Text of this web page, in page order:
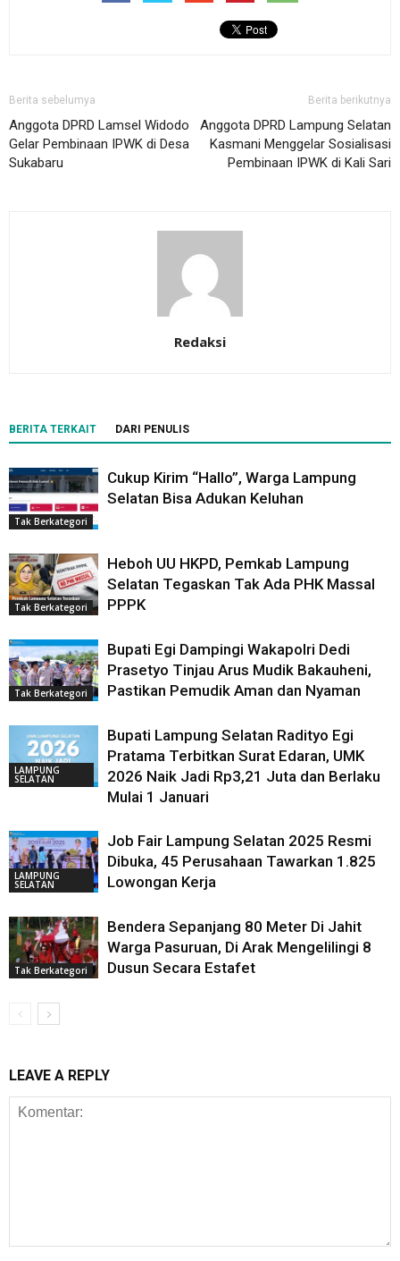
Berita sebelumya
Anggota DPRD Lamsel Widodo
Gelar Pembinaan IPWK di Desa
Sukabaru
Berita berikutnya
Anggota DPRD Lampung Selatan
Kasmani Menggelar Sosialisasi
Pembinaan IPWK di Kali Sari
Redaksi
BERITA TERKAIT DARI PENULIS
Tak Berkategori
Cukup Kirim “Hallo”, Warga Lampung
Selatan Bisa Adukan Keluhan
Tak Berkategori
Heboh UU HKPD, Pemkab Lampung
Selatan Tegaskan Tak Ada PHK Massal
PPPK
Tak Berkategori
Bupati Egi Dampingi Wakapolri Dedi
Prasetyo Tinjau Arus Mudik Bakauheni,
Pastikan Pemudik Aman dan Nyaman
LAMPUNG
SELATAN
Bupati Lampung Selatan Radityo Egi
Pratama Terbitkan Surat Edaran, UMK
2026 Naik Jadi Rp3,21 Juta dan Berlaku
Mulai 1 Januari
LAMPUNG
SELATAN
Job Fair Lampung Selatan 2025 Resmi
Dibuka, 45 Perusahaan Tawarkan 1.825
Lowongan Kerja
Tak Berkategori
Bendera Sepanjang 80 Meter Di Jahit
Warga Pasuruan, Di Arak Mengelilingi 8
Dusun Secara Estafet
LEAVE A REPLY